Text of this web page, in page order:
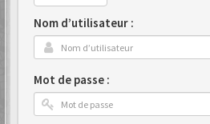
Nom d’utilisateur :
Mot de passe :